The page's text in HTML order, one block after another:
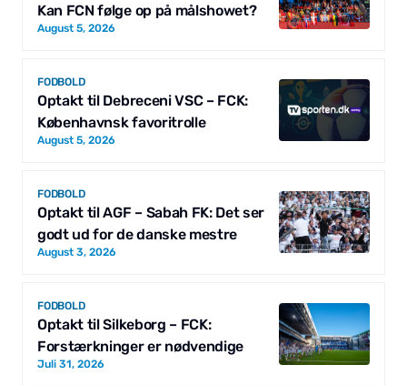
Kan FCN følge op på målshowet?
August 5, 2026
FODBOLD
Optakt til Debreceni VSC – FCK:
Københavnsk favoritrolle
August 5, 2026
FODBOLD
Optakt til AGF – Sabah FK: Det ser
godt ud for de danske mestre
August 3, 2026
FODBOLD
Optakt til Silkeborg – FCK:
Forstærkninger er nødvendige
Juli 31, 2026